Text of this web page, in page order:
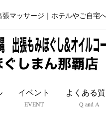
張マッサージ｜ホテルやご自宅
イベント
EVENT
よくある
Q and A